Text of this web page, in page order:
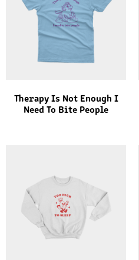
Therapy Is Not Enough I
Need To Bite People